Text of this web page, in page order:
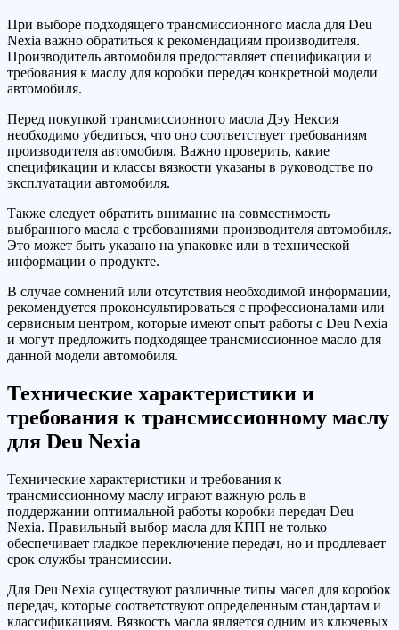
При выборе подходящего трансмиссионного масла для Deu
Nexia важно обратиться к рекомендациям производителя.
Производитель автомобиля предоставляет спецификации и
требования к маслу для коробки передач конкретной модели
автомобиля.
Перед покупкой трансмиссионного масла Дэу Нексия
необходимо убедиться, что оно соответствует требованиям
производителя автомобиля. Важно проверить, какие
спецификации и классы вязкости указаны в руководстве по
эксплуатации автомобиля.
Также следует обратить внимание на совместимость
выбранного масла с требованиями производителя автомобиля.
Это может быть указано на упаковке или в технической
информации о продукте.
В случае сомнений или отсутствия необходимой информации,
рекомендуется проконсультироваться с профессионалами или
сервисным центром, которые имеют опыт работы с Deu Nexia
и могут предложить подходящее трансмиссионное масло для
данной модели автомобиля.
Технические характеристики и
требования к трансмиссионному маслу
для Deu Nexia
Технические характеристики и требования к
трансмиссионному маслу играют важную роль в
поддержании оптимальной работы коробки передач Deu
Nexia. Правильный выбор масла для КПП не только
обеспечивает гладкое переключение передач, но и продлевает
срок службы трансмиссии.
Для Deu Nexia существуют различные типы масел для коробок
передач, которые соответствуют определенным стандартам и
классификациям. Вязкость масла является одним из ключевых